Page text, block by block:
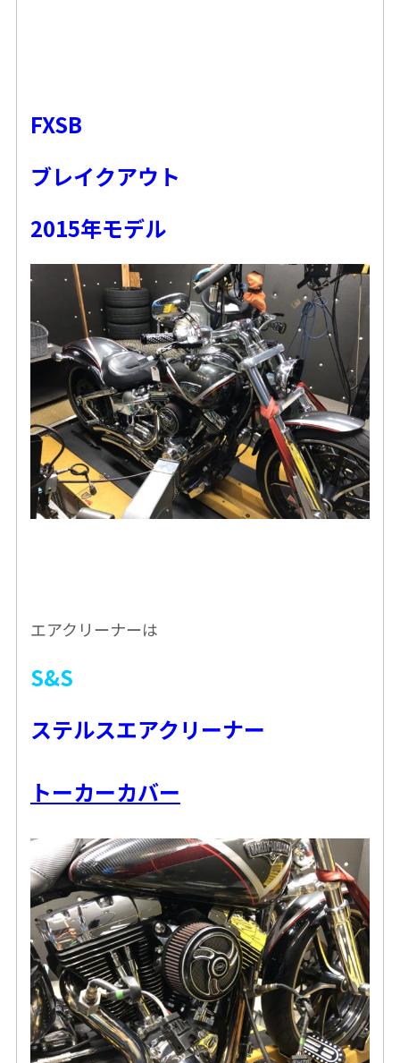
FXSB
ブレイクアウト
2015年モデル
エアクリーナーは
S&S
ステルスエアクリーナー
トーカーカバー